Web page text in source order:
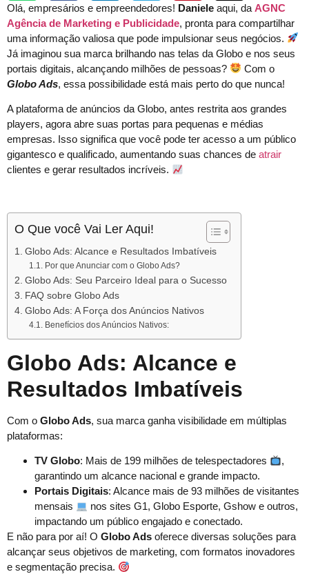
Olá, empresários e empreendedores! Daniele aqui, da AGNC
Agência de Marketing e Publicidade, pronta para compartilhar
uma informação valiosa que pode impulsionar seus negócios.
Já imaginou sua marca brilhando nas telas da Globo e nos seus
portais digitais, alcançando milhões de pessoas?
Com o
Globo Ads, essa possibilidade está mais perto do que nunca!
A plataforma de anúncios da Globo, antes restrita aos grandes
players, agora abre suas portas para pequenas e médias
empresas. Isso significa que você pode ter acesso a um público
gigantesco e qualificado, aumentando suas chances de atrair
clientes e gerar resultados incríveis.
O Que você Vai Ler Aqui!
Globo Ads: Alcance e Resultados Imbatíveis
Por que Anunciar com o Globo Ads?
Globo Ads: Seu Parceiro Ideal para o Sucesso
FAQ sobre Globo Ads
Globo Ads: A Força dos Anúncios Nativos
Benefícios dos Anúncios Nativos:
Globo Ads: Alcance e
Resultados Imbatíveis
Com o Globo Ads, sua marca ganha visibilidade em múltiplas
plataformas:
TV Globo: Mais de 199 milhões de telespectadores
,
garantindo um alcance nacional e grande impacto.
Portais Digitais: Alcance mais de 93 milhões de visitantes
mensais
nos sites G1, Globo Esporte, Gshow e outros,
impactando um público engajado e conectado.
E não para por aí! O Globo Ads oferece diversas soluções para
alcançar seus objetivos de marketing, com formatos inovadores
e segmentação precisa.